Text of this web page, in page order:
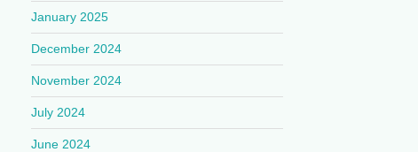
January 2025
December 2024
November 2024
July 2024
June 2024